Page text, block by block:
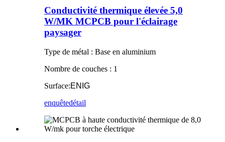
Conductivité thermique élevée 5,0
W/MK MCPCB pour l'éclairage
paysager
Type de métal : Base en aluminium
Nombre de couches : 1
Surface:ENIG
enquêtedétail